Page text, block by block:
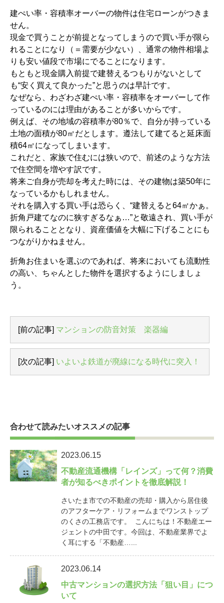
建ぺい率・容積率オーバーの物件は住宅ローンがつきま
せん。
現金で買うことが前提となってしまうので買い手が限ら
れることになり（＝需要が少ない）、通常の物件相場よ
りも安い値段で市場にでることになります。
もともと現金購入前提で建替えるつもりがないとして
も“安く買えて良かった”と思うのは早計です。
なぜなら、わざわざ建ぺい率・容積率をオーバーして作
っているのには理由があることが多いからです。
例えば、その地域の容積率が80％で、自分が持っている
土地の面積が80㎡だとします。遵法して建てると延床面
積64㎡になってしまいます。
これだと、家族で住むには狭いので、前述のような方法
で住空間を増やす訳です。
将来ご自身が売却を考えた時には、その建物は築50年に
なっているかもしれません。
それを購入する買い手は恐らく、“建替えると64㎡かぁ。
折角戸建てなのに狭すぎるなぁ…”と敬遠され、買い手が
限られることとなり、資産価値を大幅に下げることにも
つながりかねません。
折角お住まいを選ぶのであれば、将来においても流動性
の高い、ちゃんとした物件を選択するようにしましょ
う。
[前の記事] マンションの防音対策 楽器編
[次の記事] いよいよ鉄道が廃線になる時代に突入！
合わせて読みたいオススメの記事
2023.06.15
不動産流通機構「レインズ」って何？消費
者が知るべきポイントを徹底解説！
さいたま市での不動産の売却・購入から居住後
のアフターケア・リフォームまでワンストップ
のくさの工務店です。 こんにちは！不動産エー
ジェントの中田です。今回は、不動産業界でよ
く耳にする「不動産…...
2023.06.14
中古マンションの選択方法「狙い目」につ
いて